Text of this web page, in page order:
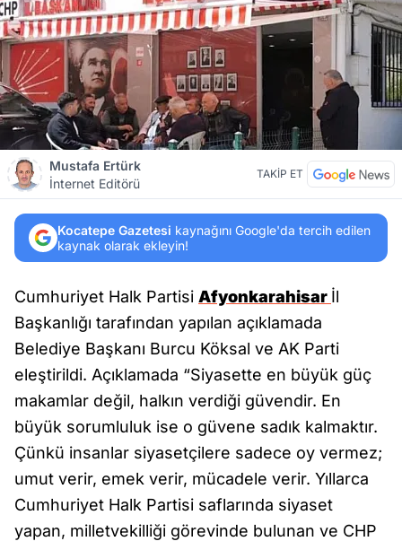
Mustafa Ertürk
İnternet Editörü
TAKİP ET
Kocatepe Gazetesi kaynağını Google'da tercih edilen
kaynak olarak ekleyin!
Cumhuriyet Halk Partisi Afyonkarahisar İl
Başkanlığı tarafından yapılan açıklamada
Belediye Başkanı Burcu Köksal ve AK Parti
eleştirildi. Açıklamada “Siyasette en büyük güç
makamlar değil, halkın verdiği güvendir. En
büyük sorumluluk ise o güvene sadık kalmaktır.
Çünkü insanlar siyasetçilere sadece oy vermez;
umut verir, emek verir, mücadele verir. Yıllarca
Cumhuriyet Halk Partisi saflarında siyaset
yapan, milletvekilliği görevinde bulunan ve CHP